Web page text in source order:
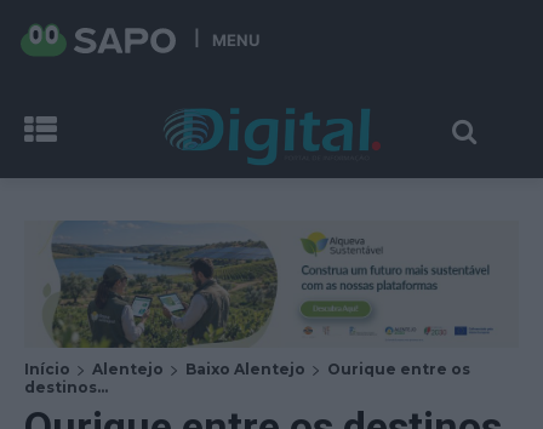
MENU
Início Alentejo Baixo Alentejo
Ourique entre os
destinos...